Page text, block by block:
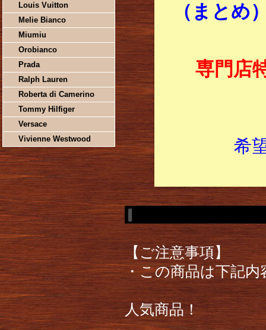
Louis Vuitton
Melie Bianco
Miumiu
Orobianco
Prada
Ralph Lauren
Roberta di Camerino
Tommy Hilfiger
Versace
Vivienne Westwood
（まとめ
専門店
希
【ご注意事項】
・この商品は下記
人気商品！